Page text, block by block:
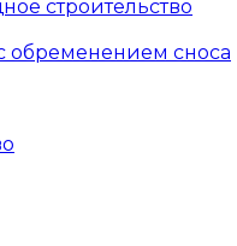
строительство
обременением сноса